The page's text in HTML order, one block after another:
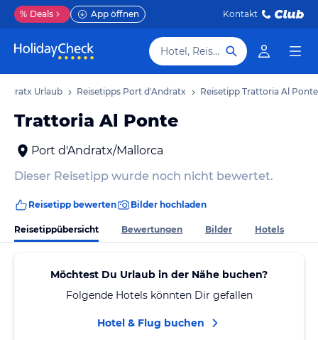
% Deals App öffnen Kontakt
Hotel, Reiseziel
Urlaub Reisetipps Port d'Andratx Reisetipp Trattoria Al Ponte
Trattoria Al Ponte
Port d'Andratx/Mallorca
Dieser Reisetipp wurde noch nicht bewertet.
Reisetipp bewerten Bilder hochladen
Reisetippübersicht Bewertungen Bilder Hotels
Möchtest Du Urlaub in der Nähe buchen?
Folgende Hotels könnten Dir gefallen
Hotel & Flug buchen